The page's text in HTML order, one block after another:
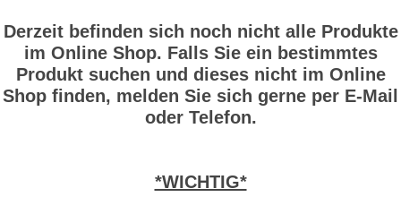
Derzeit befinden sich noch nicht alle Produkte
im Online Shop. Falls Sie ein bestimmtes
Produkt suchen und dieses nicht im Online
Shop finden, melden Sie sich gerne per E-Mail
oder Telefon.
*WICHTIG*